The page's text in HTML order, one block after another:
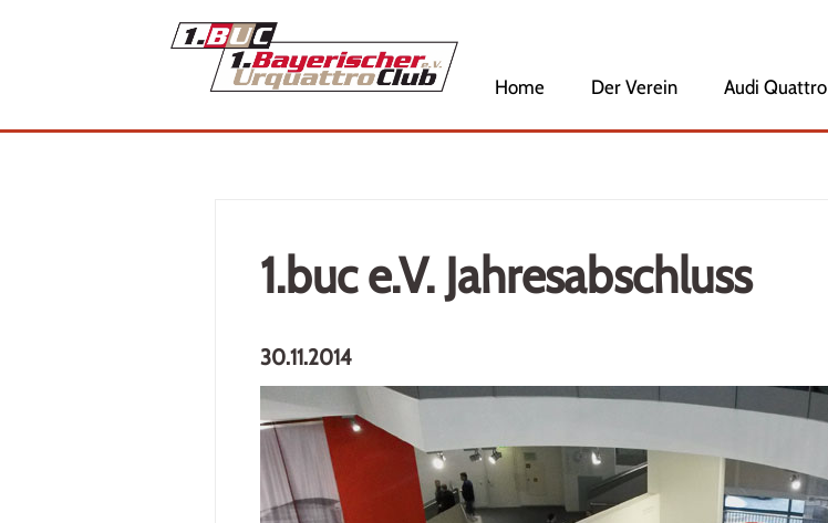
Navigation
überspringen
Home
Veranstaltungen
Der Verein
Vorstandschaft
Ehrenmitglieder
Audi Club International
Audi Quattro
1.buc e.V. Jahresabschluss
30.11.2014